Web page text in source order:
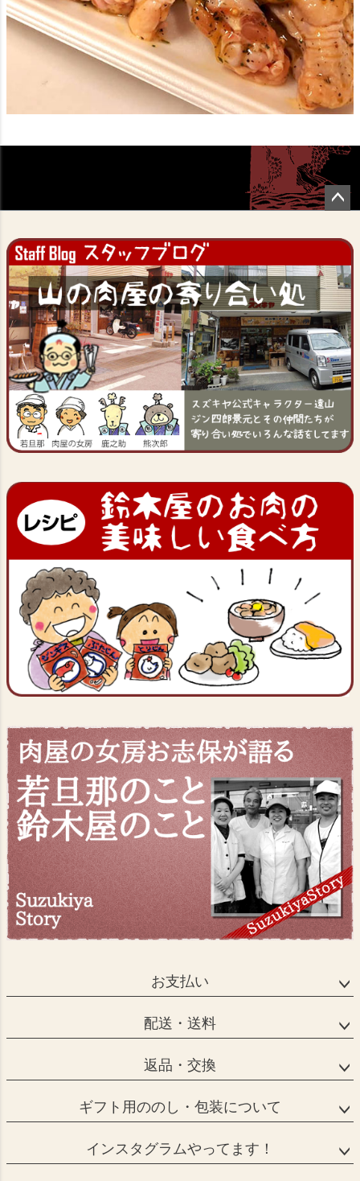
ジト
へ
お支払い
配送・送料
返品・交換
ギフト用ののし・包装について
インスタグラムやってます！